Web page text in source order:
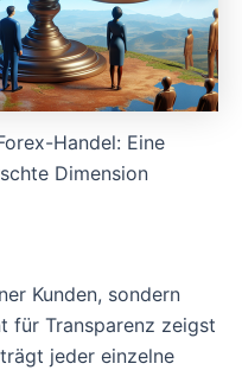
Handel: Eine
Dimension
Kunden, sondern
für Transparenz zeigst
jeder einzelne